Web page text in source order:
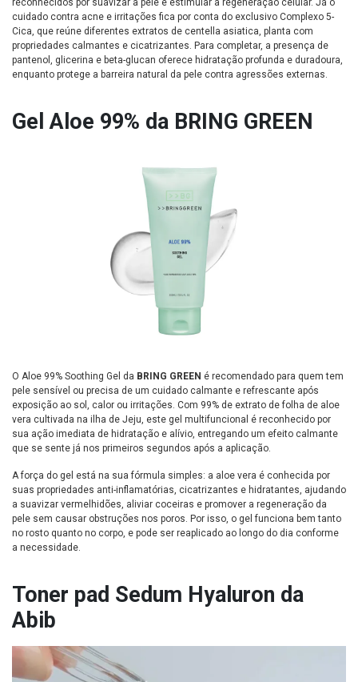
cuidado contra acne e irritações fica por conta do exclusivo Complexo 5-
Cica, que reúne diferentes extratos de centella asiatica, planta com
propriedades calmantes e cicatrizantes. Para completar, a presença de
pantenol, glicerina e beta-glucan oferece hidratação profunda e duradoura,
enquanto protege a barreira natural da pele contra agressões externas.
Gel Aloe 99% da BRING GREEN
O Aloe 99% Soothing Gel da BRING GREEN é recomendado para quem tem
pele sensível ou precisa de um cuidado calmante e refrescante após
exposição ao sol, calor ou irritações. Com 99% de extrato de folha de aloe
vera cultivada na ilha de Jeju, este gel multifuncional é reconhecido por
sua ação imediata de hidratação e alívio, entregando um efeito calmante
que se sente já nos primeiros segundos após a aplicação.
A força do gel está na sua fórmula simples: a aloe vera é conhecida por
suas propriedades anti-inflamatórias, cicatrizantes e hidratantes, ajudando
a suavizar vermelhidões, aliviar coceiras e promover a regeneração da
pele sem causar obstruções nos poros. Por isso, o gel funciona bem tanto
no rosto quanto no corpo, e pode ser reaplicado ao longo do dia conforme
a necessidade.
Toner pad Sedum Hyaluron da
Abib